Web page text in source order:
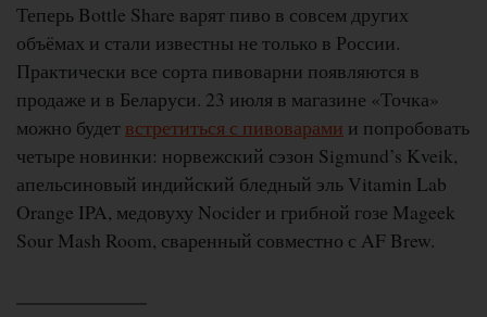
Теперь Bottle Share варят пиво в совсем других
объёмах и стали известны не только в России.
Практически все сорта пивоварни появляются в
продаже и в Беларуси. 23 июля в магазине «Точка»
можно будет встретиться с пивоварами и попробовать
четыре новинки: норвежский сэзон Sigmund’s Kveik,
апельсиновый индийский бледный эль Vitamin Lab
Orange IPA, медовуху Nocider и грибной гозе Mageek
Sour Mash Room, сваренный совместно с AF Brew.